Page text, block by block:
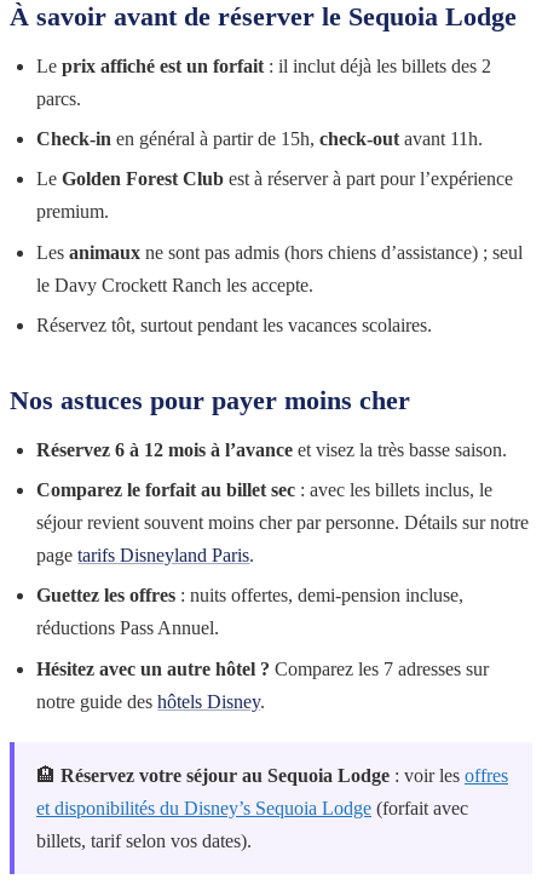
À savoir avant de réserver le Sequoia Lodge
Leprix affiché est un forfait : il inclut déjà les billets des 2
parcs.
Check-in en général à partir de 15h,check-out avant 11h.
LeGolden Forest Club est à réserver à part pour l’expérience
premium.
Lesanimaux ne sont pas admis (hors chiens d’assistance) ; seul
le Davy Crockett Ranch les accepte.
Réservez tôt, surtout pendant les vacances scolaires.
Nos astuces pour payer moins cher
Réservez 6 à 12 mois à l’avance et visez la très basse saison.
Comparez le forfait au billet sec : avec les billets inclus, le
séjour revient souvent moins cher par personne. Détails sur notre
pagetarifs Disneyland Paris.
Guettez les offres : nuits offertes, demi-pension incluse,
réductions Pass Annuel.
Hésitez avec un autre hôtel ? Comparez les 7 adresses sur
notre guide deshôtels Disney.
🏨 Réservez votre séjour au Sequoia Lodge : voir les offres
et disponibilités du Disney’s Sequoia Lodge (forfait avec
billets, tarif selon vos dates).